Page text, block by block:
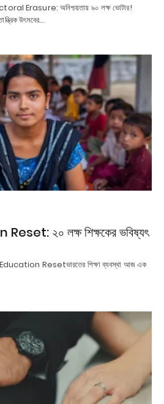
Erasure: অনিশ্চয়তায় ৯০ লক্ষ ভোটার!
উৎসবের…
২০ লক্ষ শিক্ষকের ভবিষ্যৎ
Resetভারতের শিক্ষা ব্যবস্থা আজ এক